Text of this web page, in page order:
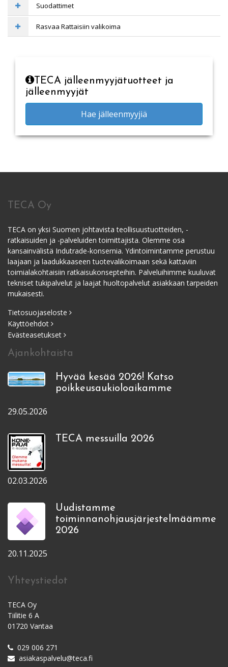
Suodattimet
Rasvaa Rattaisiin valikoima
TECA jälleenmyyjätuotteet ja
jälleenmyyjät
Hae jälleenmyyjiä
TECA Oy
TECA on yksi Suomen johtavista teollisuustuotteiden, -
ratkaisuiden ja -palveluiden toimittajista. Olemme osa
kansainvälistä Indutrade-konsernia. Ydintoimintamme perustuu
laajaan ja laadukkaaseen tuotevalikoimaan sekä kattaviin
toimialakohtaisiin ratkaisukonsepteihin. Palveluihimme kuuluvat
tekniset tukipalvelut ja laajat huoltopalvelut asiakkaan tarpeiden
mukaisesti.
Tietosuojaseloste
Käyttöehdot
Evästeasetukset
Ajankohtaista
Hyvää kesää 2026! Katso
poikkeusaukioloaikamme
29.05.2026
TECA messuilla 2026
02.03.2026
Uudistamme
toiminnanohjausjärjestelmäämme
2026
20.11.2025
Yhteystiedot
TECA Oy
Tiilitie 6 A
01720 Vantaa
029 006 271
asiakaspalvelu@teca.fi